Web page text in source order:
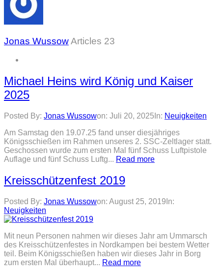
Jonas WussowArticles 23
Michael Heins wird König und Kaiser
2025
Posted By: Jonas Wussowon: Juli 20, 2025 In: Neuigkeiten
Am Samstag den 19.07.25 fand unser diesjähriges
Königsschießen im Rahmen unseres 2. SSC-Zeltlager statt.
Geschossen wurde zum ersten Mal fünf Schuss Luftpistole
Auflage und fünf Schuss Luftg... Read more
Kreisschützenfest 2019
Posted By: Jonas Wussowon: August 25, 2019 In:
Neuigkeiten
Mit neun Personen nahmen wir dieses Jahr am Ummarsch
des Kreisschützenfestes in Nordkampen bei bestem Wetter
teil. Beim Königsschießen haben wir dieses Jahr in Borg
zum ersten Mal überhaupt... Read more